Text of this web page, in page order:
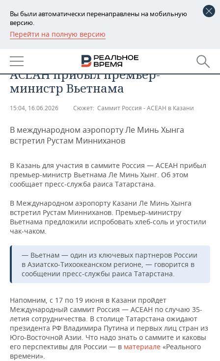
Вы были автоматически перенаправлены на мобильную
версию.
Перейти на полную версию
РЕГИОНЫ
БАШКОРТОСТАН
ТАТАРСТАН
НОВОСТИ
АНАЛИТИКА
ДЕКЛАРАЦИИ О ДОХОДАХ
КОРОЛИ ГОСЗАКАЗА ПФО
ВУЗЫ ТАТАРСТАНА
ТОРГОВЫЕ ЦЕНТРЫ
ТАТАРСТАНА
НОВОСТИ ЭКОНОМИКИ
ФИНАНСЫ
БАНКИ
ИНВЕСТИЦИИ
ПРОМЫШЛЕННОСТЬ
НОВОСТИ
АГРОПРОМ
МАШИНОСТРОЕНИЕ
НЕФТЕХИМИЯ
НЕФТЬ
ОПК
НЕДВИЖИМОСТЬ
НОВОСТИ НЕДВИЖИМОСТИ
АВТО
НОВОСТИ БИЗНЕСА
ТРАНСПОРТ
УСЛУГИ
ТЕХНОЛОГИИ
МЕДИА
ТЕЛЕКОММУНИКАЦИИ
НОВОСТИ МЕРОПРИЯТИЙ
ВЫЕЗДНАЯ РЕДАКЦИЯ
БИЗНЕС-БРАНЧИ
ONLINE-КОНФЕРЕНЦИИ
ОТКРЫТАЯ ЛЕКЦИЯ
СПОРТ
НОВОСТИ СПОРТА
ФУТБОЛ
ХОККЕЙ
БАСКЕТБОЛ
ОБЩЕСТВО
НОВОСТИ ОБЩЕСТВА
ВЛАСТЬ
ИНФРАСТРУКТУРА
ФОТОГАЛЕРЕЯ
СЮЖЕТЫ
СПРАВОЧНИК
В Казань на саммит Россия —
АСЕАН прибыл премьер-
министр Вьетнама
15:04, 16.06.2026 Сюжет: Саммит Россия - АСЕАН в Казани
В международном аэропорту Ле Минь Хынга
встретил Рустам Минниханов
В Казань для участия в саммите Россия — АСЕАН прибыл
премьер-министр Вьетнама Ле Минь Хынг. Об этом
сообщает пресс-служба раиса Татарстана.
В Международном аэропорту Казани Ле Минь Хынга
встретил Рустам Минниханов. Премьер-министру
Вьетнама предложили испробовать хлеб-соль и угостили
чак-чаком.
— Вьетнам — один из ключевых партнеров России
в Азиатско-Тихоокеанском регионе, — говорится в
сообщении пресс-службы раиса Татарстана.
Напомним, с 17 по 19 июня в Казани пройдет
Международный саммит Россия — АСЕАН по случаю 35-
летия сотрудничества. В столице Татарстана ожидают
президента РФ Владимира Путина и первых лиц стран из
Юго-Восточной Азии. Что надо знать о саммите и каковы
его перспективы для России — в материале «Реального
времени».